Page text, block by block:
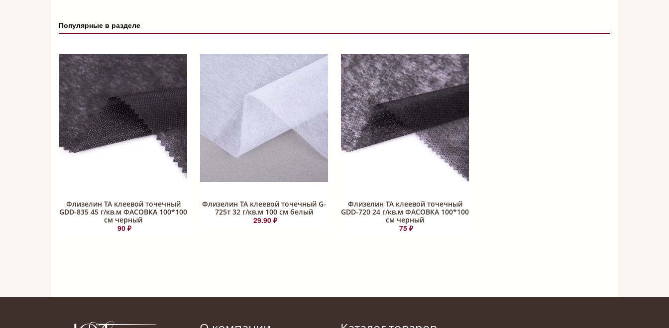
Популярные в разделе
Флизелин ТА клеевой точечный
GDD-835 45 г/кв.м ФАСОВКА 100*100
см черный
90 ₽
Флизелин ТА клеевой точечный G-
725т 32 г/кв.м 100 см белый
29.90 ₽
Флизелин ТА клеевой точечный
GDD-720 24 г/кв.м ФАСОВКА 100*100
см черный
75 ₽